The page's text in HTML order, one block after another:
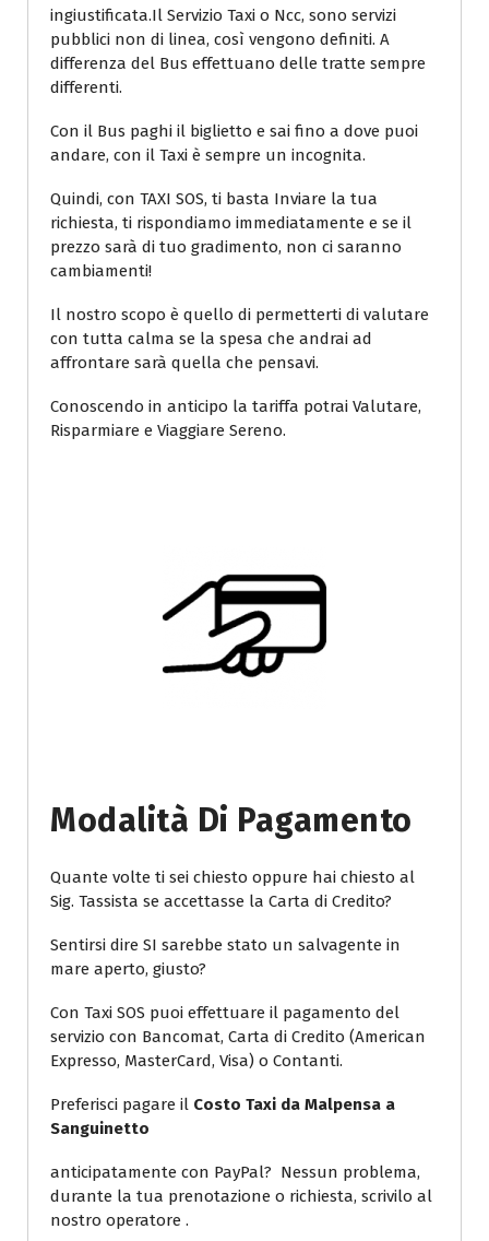
ingiustificata.Il Servizio Taxi o Ncc, sono servizi
pubblici non di linea, così vengono definiti. A
differenza del Bus effettuano delle tratte sempre
differenti.
Con il Bus paghi il biglietto e sai fino a dove puoi
andare, con il Taxi è sempre un incognita.
Quindi, con TAXI SOS, ti basta Inviare la tua
richiesta, ti rispondiamo immediatamente e se il
prezzo sarà di tuo gradimento, non ci saranno
cambiamenti!
Il nostro scopo è quello di permetterti di valutare
con tutta calma se la spesa che andrai ad
affrontare sarà quella che pensavi.
Conoscendo in anticipo la tariffa potrai Valutare,
Risparmiare e Viaggiare Sereno.
Modalità Di Pagamento
Quante volte ti sei chiesto oppure hai chiesto al
Sig. Tassista se accettasse la Carta di Credito?
Sentirsi dire SI sarebbe stato un salvagente in
mare aperto, giusto?
Con Taxi SOS puoi effettuare il pagamento del
servizio con Bancomat, Carta di Credito (American
Expresso, MasterCard, Visa) o Contanti.
Preferisci pagare il Costo Taxi da Malpensa a
Sanguinetto
anticipatamente con PayPal? Nessun problema,
durante la tua prenotazione o richiesta, scrivilo al
nostro operatore .